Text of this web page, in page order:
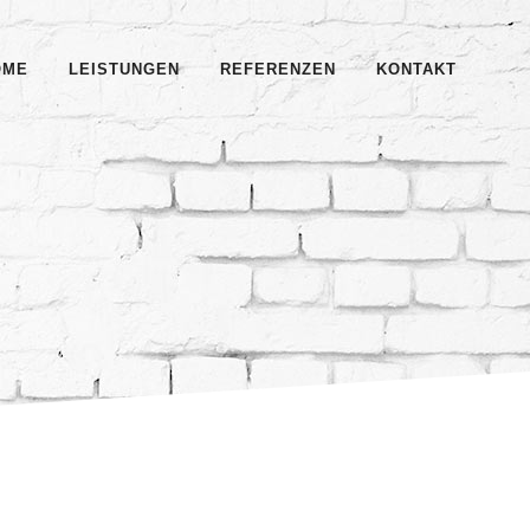
LEISTUNGEN REFERENZEN KONTAKT